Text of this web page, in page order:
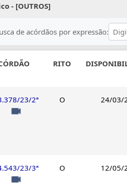
- [OUTROS]
de acórdãos por expressão:
RITO
23/2ª O 24/03/
23/3ª O 12/05/